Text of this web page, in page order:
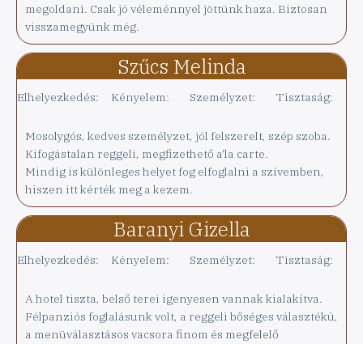
megoldani. Csak jó véleménnyel jöttünk haza. Biztosan
visszamegyünk még.
Szűcs Melinda
Elhelyezkedés: Kényelem: Személyzet: Tisztaság:
Mosolygós, kedves személyzet, jól felszerelt, szép szoba.
Kifogástalan reggeli, megfizethető a'la carte.
Mindig is különleges helyet fog elfoglalni a szívemben,
hiszen itt kérték meg a kezem.
Baranyi Gizella
Elhelyezkedés: Kényelem: Személyzet: Tisztaság:
A hotel tiszta, belső terei igenyesen vannak kialakítva.
Félpanziós foglalásunk volt, a reggeli bőséges választékú,
a menüválasztásos vacsora finom és megfelelő